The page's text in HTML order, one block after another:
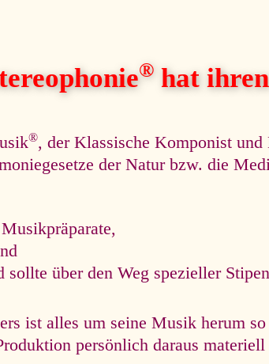
® hat
®, der Klassische Komponist
der Natur bzw. die
über den Weg spezieller
ist alles um seine Musik herum
persönlich daraus